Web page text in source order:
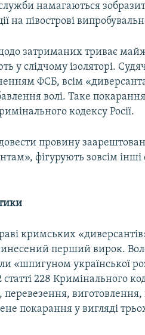
намагаються
на півострові
затриманих триває
у слідчому ізоляторі.
ФСБ, всім
волі. Таке
кодексу Росії.
провину
фігурують зовсім інші
кримських
перший вирок.
«шпигуном української
228 Кримінального
перевезення,
покарання у вигляді